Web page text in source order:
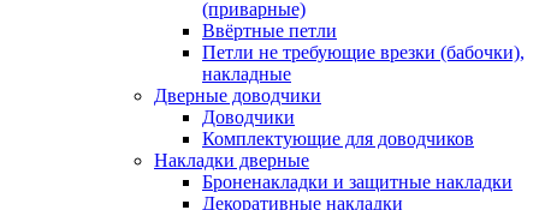
(приварные)
Ввёртные петли
Петли не требующие врезки (бабочки),
накладные
Дверные доводчики
Доводчики
Комплектующие для доводчиков
Накладки дверные
Броненакладки и защитные накладки
Декоративные накладки